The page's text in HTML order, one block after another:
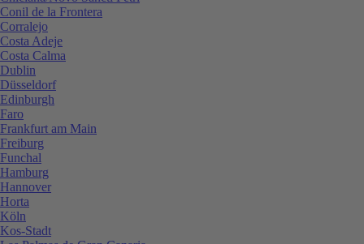
Conil de la Frontera
Corralejo
Costa Adeje
Costa Calma
Dublin
Düsseldorf
Edinburgh
Faro
Frankfurt am Main
Freiburg
Funchal
Hamburg
Hannover
Horta
Köln
Kos-Stadt